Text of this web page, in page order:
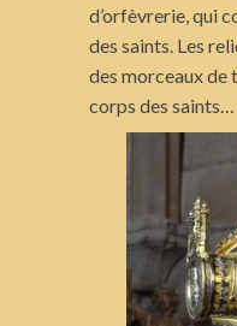
d’orfèvrerie, qui
des saints. Les
des morceaux de
corps des saints…